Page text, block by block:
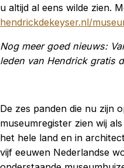
u altijd al eens wilde zien.
hendrickdekeyser.nl/
Nog meer goed nieuws:
leden van Hendrick gratis
De zes panden die nu zijn
museumregister zien wij
het hele land en in
vijf eeuwen Nederlandse